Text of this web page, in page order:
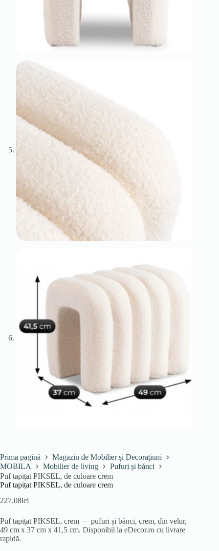
Prima pagină
Magazin de Mobilier și Decorațiuni
MOBILA
Mobilier de living
Pufuri și bănci
Puf tapițat PIKSEL, de culoare crem
Puf tapițat PIKSEL, de culoare crem
227.08lei
Puf tapițat PIKSEL, crem — pufuri și bănci, crem, din velur,
49 cm x 37 cm x 41,5 cm. Disponibil la eDecor.ro cu livrare
rapidă.